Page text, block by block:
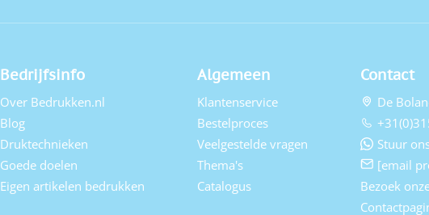
Bedrijfsinfo
Over Bedrukken.nl
Blog
Druktechnieken
Goede doelen
Eigen artikelen bedrukken
Algemeen
Klantenservice
Bestelproces
Veelgestelde vragen
Thema's
Catalogus
Contact
De
Stuur
[email
Bezoek